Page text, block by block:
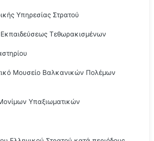
Υπηρεσίας Στρατού
Τεθωρακισμένων
Μουσείο Βαλκανικών Πολέμων
Υπαξιωματικών